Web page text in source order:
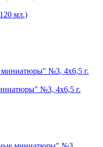
мл.)
№3, 4х6,5 г.